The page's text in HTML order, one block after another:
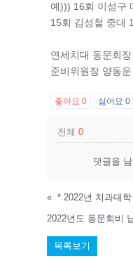
예))) 16회 이성구
15회 김성철 중대
연세치대 동문회
준비위원장 양동운
좋아요0 싫어요0
전체0
댓글을
«
목록보기